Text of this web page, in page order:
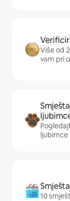
Više od
vam pri
ljubimce
10